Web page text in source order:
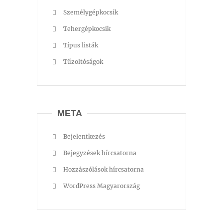
Személygépkocsik
Tehergépkocsik
Típus listák
Tűzoltóságok
META
Bejelentkezés
Bejegyzések hírcsatorna
Hozzászólások hírcsatorna
WordPress Magyarország